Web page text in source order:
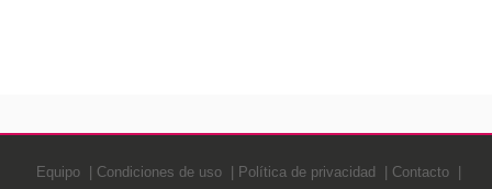
Equipo Condiciones de uso Política de privacidad Contacto